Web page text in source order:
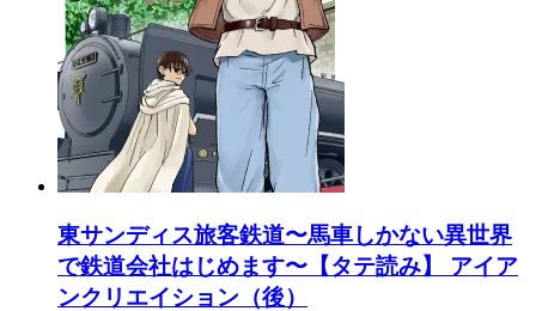
東サンディス旅客鉄道〜馬車しかない異世界
で鉄道会社はじめます〜【タテ読み】 アイア
ンクリエイション（後）